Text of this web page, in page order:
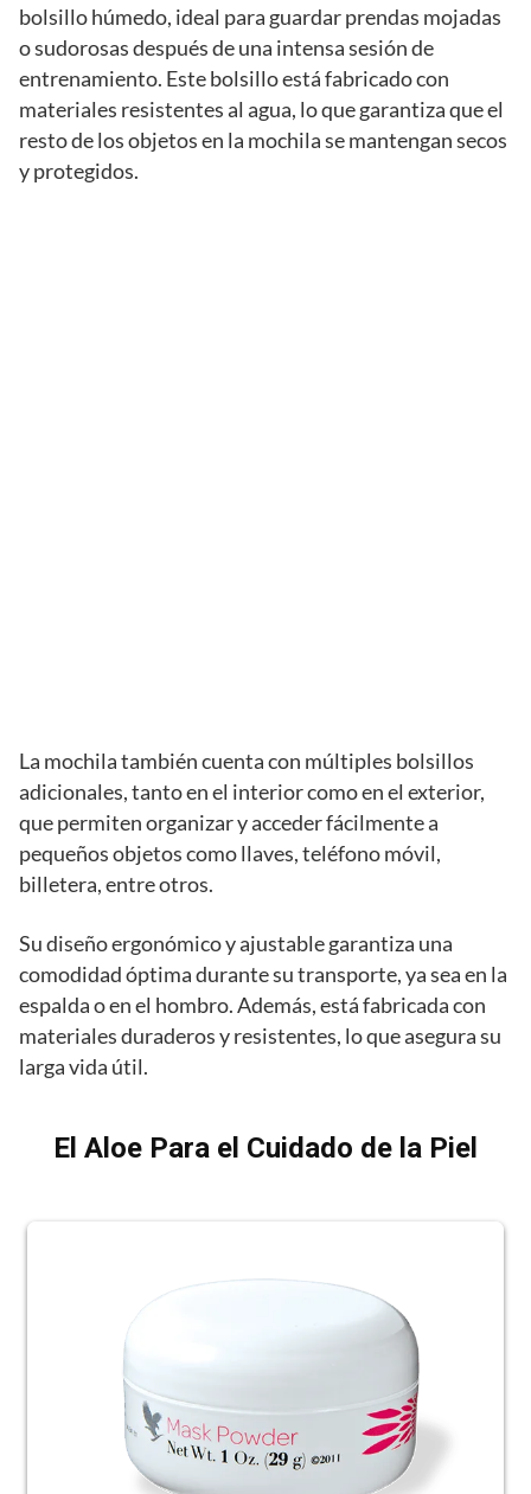
bolsillo húmedo, ideal para guardar prendas mojadas
o sudorosas después de una intensa sesión de
entrenamiento. Este bolsillo está fabricado con
materiales resistentes al agua, lo que garantiza que el
resto de los objetos en la mochila se mantengan secos
y protegidos.
La mochila también cuenta con múltiples bolsillos
adicionales, tanto en el interior como en el exterior,
que permiten organizar y acceder fácilmente a
pequeños objetos como llaves, teléfono móvil,
billetera, entre otros.
Su diseño ergonómico y ajustable garantiza una
comodidad óptima durante su transporte, ya sea en la
espalda o en el hombro. Además, está fabricada con
materiales duraderos y resistentes, lo que asegura su
larga vida útil.
El Aloe Para el Cuidado de la Piel